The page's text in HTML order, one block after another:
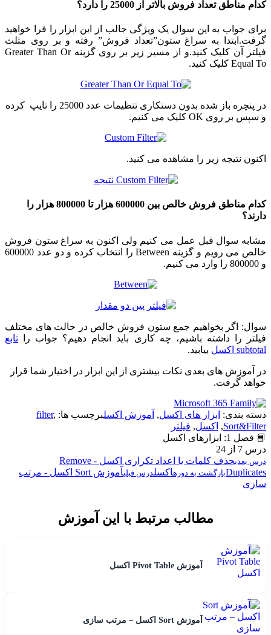
کدام مناطق تعداد فروش بالاتر از 25000 را دارد؟
برای جواب به این سوال یک ویژگی جالب از این ابزار را فرا خواهید
گرفت.ابتدا به سراغ ستون”تعداد فروش” رفته و بر روی مثلث
فیلتر آن کلیک کنید.و از مسیر زیر بر روی گزینه Greater Than Or
Equal To کلیک کنید.
در پنچره باز شده بدون دستکاری تنظیمات عدد 25000 را تایپ کرده
و سپس بر روی OK کلیک می کنیم.
اکنون نتیجه زیر را مشاهده می کنید.
کدام مناطق فروش خالص بین 600000 هزار تا 800000 هزار را
دارند؟
مشابه سوال قبل عمل می کنیم ولی اکنون به سراغ ستون فروش
خالص می رویم و گزینه Between را انتخاب کرده و دو عدد 600000
و 800000 را وارد می کنیم.
سوال: اگر بخواهیم جمع ستون فروش خالص در حالت های مختلف
فیلتر را داشته باشیم، چه کاری باید انجام دهیم؟ جواب را تابع
subtotal اکسل
بیابید.
در آموزش های بعدی نکات بیشتری از این ابزار در اختیار شما قرار
خواهد گرفت.
دسته بندی: ابزار های اکسل, آموزش اکسلبرچسب ها: filter,
Sort&Filter
, اکسل, فیلتر
📘 فصل 1: ابزارهای اکسل
درس 7 از 24
درس بعدی
حذف کلمات یا اعداد تکراری اکسل - Remove
Duplicatesبازگشت به دورهاکسلدرس قبلی
آموزش Sort اکسل - مرتب
سازی
مطالب مرتبط با این آموزش
آموزش Pivot Table اکسل
آموزش Sort اکسل – مرتب سازی